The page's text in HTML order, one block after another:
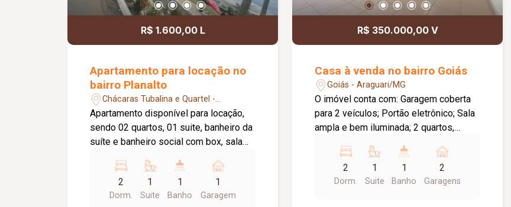
com qualidade de vida, conforto e
R$ 1.600,00 L
Apartamento para locação no
bairro Planalto
Chácaras Tubalina e Quartel -
Uberlândia/MG
Apartamento disponível para locação,
sendo 02 quartos, 01 suite, banheiro da
suíte e banheiro social com box, sala
elevador privativo, 01 vaga de garagem,
portaria 24 horas, salão de festas,
piscina, área gourmet, campo infantil.
2
Dorm.
1
Suite
1
Banho
1
Garagem
R$ 350.000,00 V
Casa à venda no bairro Goiás
Goiás - Araguari/MG
O imóvel conta com: Garagem coberta
para 2 veículos; Portão eletrônico; Sala
ampla e bem iluminada; 2 quartos,
espaço com área de luz,
proporcionando mais ventilação e
iluminação natural; Banheiro social;
2
Dorm.
1
Suite
1
Banho
2
Garagens